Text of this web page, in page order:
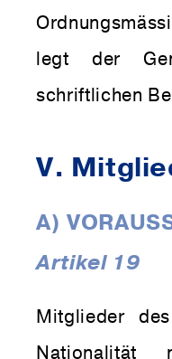
legt der
schriftlichen
V.
A)
Artikel 19
Mitglieder